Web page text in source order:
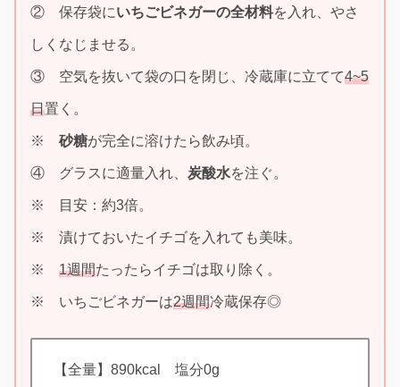
② 保存袋にいちごビネガーの全材料を入れ、やさ
しくなじませる。
③ 空気を抜いて袋の口を閉じ、冷蔵庫に立てて4~5
日置く。
※ 砂糖が完全に溶けたら飲み頃。
④ グラスに適量入れ、 炭酸水を注ぐ。
※ 目安：約3倍。
※ 漬けておいたイチゴを入れても美味。
※ 1週間たったらイチゴは取り除く。
※ いちごビネガーは2週間冷蔵保存◎
【全量】890kcal 塩分0g